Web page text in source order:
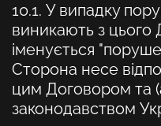
10.1. У випадку
виникають з цього
іменується
Сторона несе
цим Договором та
законодавством